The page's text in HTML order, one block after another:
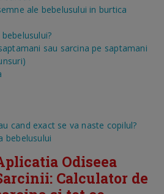
ale bebelusului in burtica
sau sarcina pe saptamani
cand exact se va naste copilul?
bebelusului
Odiseea
Calculator de